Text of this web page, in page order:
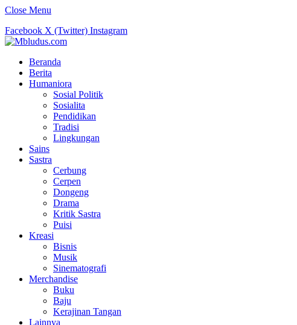
Close Menu
Facebook X (Twitter) Instagram
Beranda
Berita
Humaniora
Sosial Politik
Sosialita
Pendidikan
Tradisi
Lingkungan
Sains
Sastra
Cerbung
Cerpen
Dongeng
Drama
Kritik Sastra
Puisi
Kreasi
Bisnis
Musik
Sinematografi
Merchandise
Buku
Baju
Kerajinan Tangan
Lainnya